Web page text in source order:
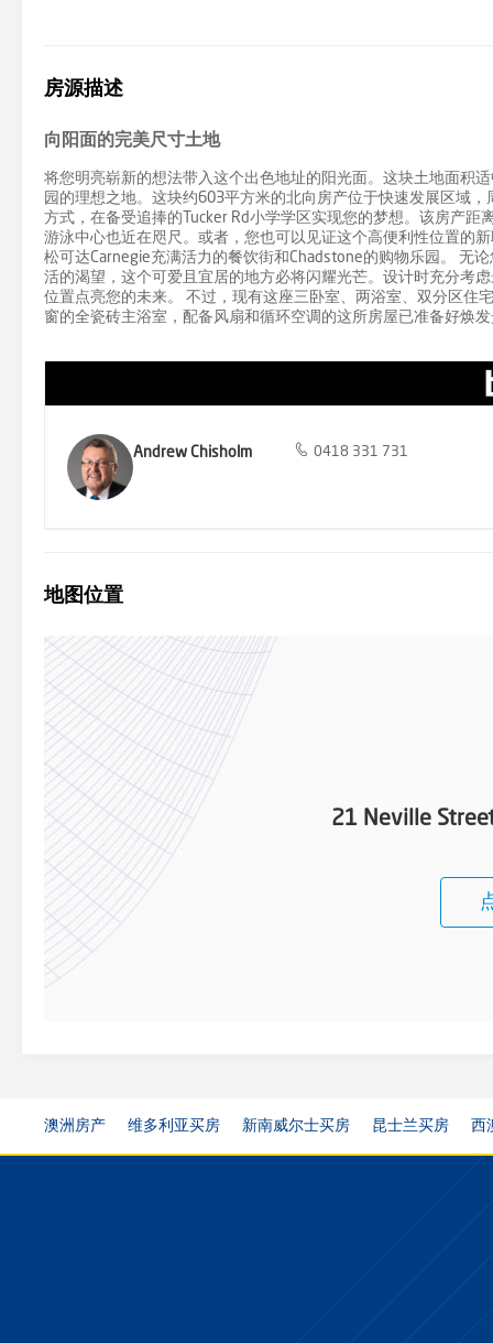
房源描述
向阳面的完美尺寸土地
将您明亮崭新的想法带入这个出色地址的阳光面。这块土地面积
园的理想之地。这块约603平方米的北向房产位于快速发展区域
方式，在备受追捧的Tucker Rd小学学区实现您的梦想。该房产距
游泳中心也近在咫尺。或者，您也可以见证这个高便利性位置的
松可达Carnegie充满活力的餐饮街和Chadstone的购物乐园。 无
活的渴望，这个可爱且宜居的地方必将闪耀光芒。设计时充分考
位置点亮您的未来。 不过，现有这座三卧室、两浴室、双分区住
窗的全瓷砖主浴室，配备风扇和循环空调的这所房屋已准备好焕
Andrew Chisholm 0418 331 731
地图位置
21 Neville
澳洲房产 维多利亚买房 新南威尔士买房 昆士兰买房 西